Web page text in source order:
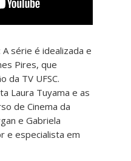
A série é idealizada e
Pires, que
da TV UFSC.
Laura Tuyama e as
de Cinema da
e Gabriela
e especialista em